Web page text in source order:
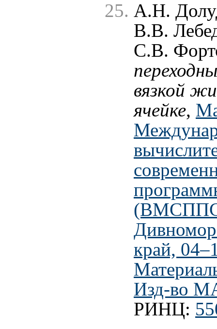
А.Н.
В.В.
С.В.
вязкой
ячейке,
край,
Изд-во
РИНЦ: